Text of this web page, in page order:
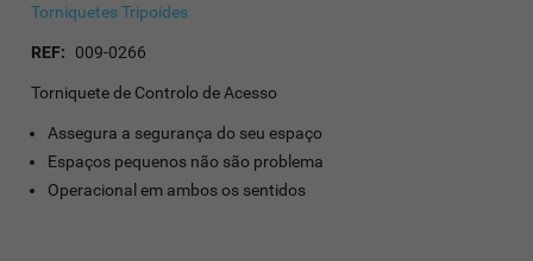
Torniquetes Tripoides
REF: 009-0266
Torniquete de Controlo de Acesso
Assegura a segurança do seu espaço
Espaços pequenos não são problema
Operacional em ambos os sentidos